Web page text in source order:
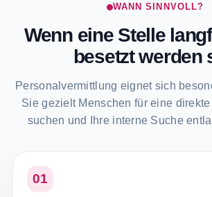
WANN SINNVOLL?
Wenn eine Stelle
besetzt werden
Personalvermittlung eignet sich
Sie gezielt Menschen für eine
suchen und Ihre interne Suche
01